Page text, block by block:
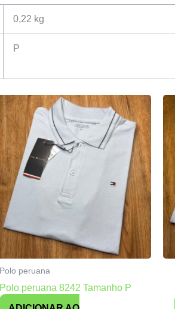
0,22 kg
P
Polo peruana
Polo peruana 8242 Tamanho P